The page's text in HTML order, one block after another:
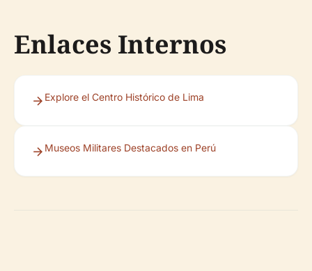
Enlaces Internos
Explore el Centro Histórico de Lima
Museos Militares Destacados en Perú